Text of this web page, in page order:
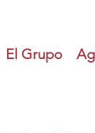
El Grupo